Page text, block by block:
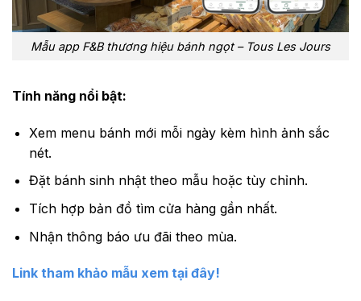
Mẫu app F&B thương hiệu bánh ngọt – Tous Les Jours
Tính năng nổi bật:
Xem menu bánh mới mỗi ngày kèm hình ảnh sắc
nét.
Đặt bánh sinh nhật theo mẫu hoặc tùy chỉnh.
Tích hợp bản đồ tìm cửa hàng gần nhất.
Nhận thông báo ưu đãi theo mùa.
Link tham khảo mẫu xem tại đây!